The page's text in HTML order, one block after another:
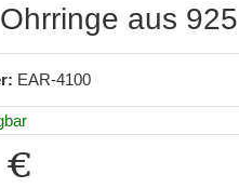
aus
EAR-4100